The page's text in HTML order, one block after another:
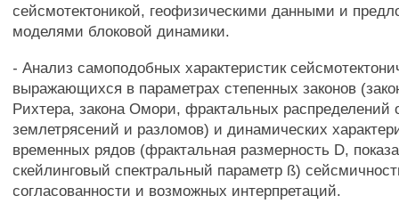
сейсмотектоникой, геофизическими данными и
моделями блоковой динамики.
- Анализ самоподобных характеристик
выражающихся в параметрах степенных законов
Рихтера, закона Омори, фрактальных распределений
землетрясений и разломов) и динамических
временных рядов (фрактальная размерность D,
скейлинговый спектральный параметр ß)
согласованности и возможных интерпретаций.